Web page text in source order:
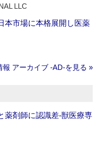
LLC
本市場に本格展開し医薬
報 アーカイブ ‐AD‐を見る »
薬剤師に認識差‐獣医療専